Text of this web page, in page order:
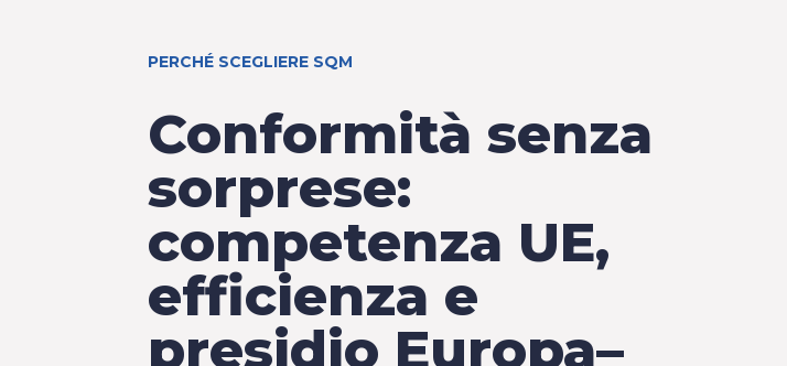
PERCHÉ SCEGLIERE SQM
Conformità senza
sorprese:
competenza UE,
efficienza e
presidio Europa–